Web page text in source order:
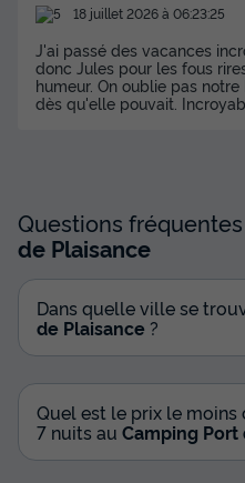
MOBILHOME 6 personnes -
6 Pers. | Terrasse surélevée |
du07/10/2026au14/10/
Modifier les dates
18 juillet 2026 à 06:23:25
J'ai passé des vacances
donc Jules pour les fous
humeur. On oublie pas
dès qu'elle pouvait.
Questions
de Plaisance
Dans quelle ville se
de Plaisance ?
Quel est le prix le
7 nuits au Camping Port